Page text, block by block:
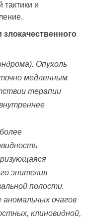
тактики и
Опухоль
медленным
терапии
эпителия
полости.
аномальных очагов
клиновидной,